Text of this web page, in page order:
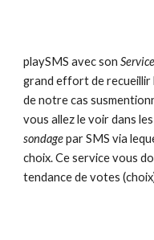
playSMS avec son
grand effort de recueillir
de notre cas
vous allez le voir dans
sondage par SMS via
choix. Ce service vous
tendance de votes